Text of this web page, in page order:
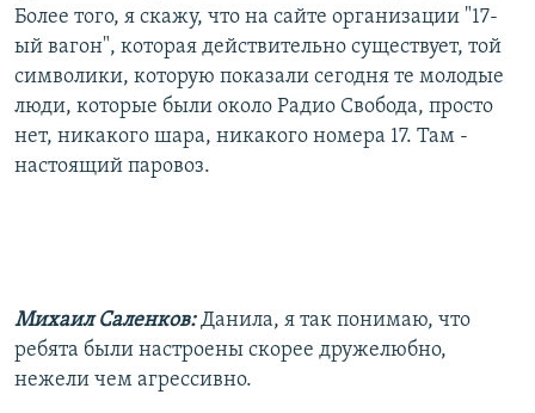
Более того, я скажу, что на сайте организации "17-
ый вагон", которая действительно существует, той
символики, которую показали сегодня те молодые
люди, которые были около Радио Свобода, просто
нет, никакого шара, никакого номера 17. Там -
настоящий паровоз.
Михаил Саленков: Данила, я так понимаю, что
ребята были настроены скорее дружелюбно,
нежели чем агрессивно.